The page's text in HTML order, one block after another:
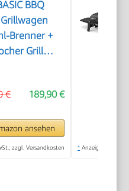
BBQ
Brenner +
Grill
189,90 €
€
ansehen
zzgl. Versandkosten * Anzeige